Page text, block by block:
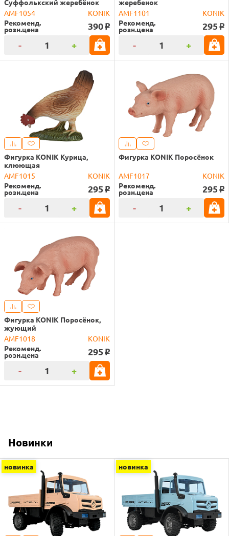
AMF1054
KONIK
Рекоменд.
розн.цена 390 o
- +
AMF1101
KONIK
Рекоменд.
розн.цена 295 o
- +
Фигурка KONIK Курица,
клюющая
AMF1015
KONIK
Рекоменд.
розн.цена 295 o
- +
Фигурка KONIK Поросёнок
AMF1017
KONIK
Рекоменд.
розн.цена 295 o
- +
Фигурка KONIK Поросёнок,
жующий
AMF1018
KONIK
Рекоменд.
розн.цена 295 o
- +
Новинки
новинка новинка